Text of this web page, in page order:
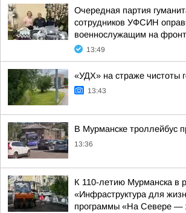
Очередная партия
сотрудников УФСИН
военнослужащим на фронт
13:49
«УДХ» на страже чистоты
13:43
В Мурманске троллейбус
13:36
К 110-летию Мурманска в
«Инфраструктура для
программы «На Севере —